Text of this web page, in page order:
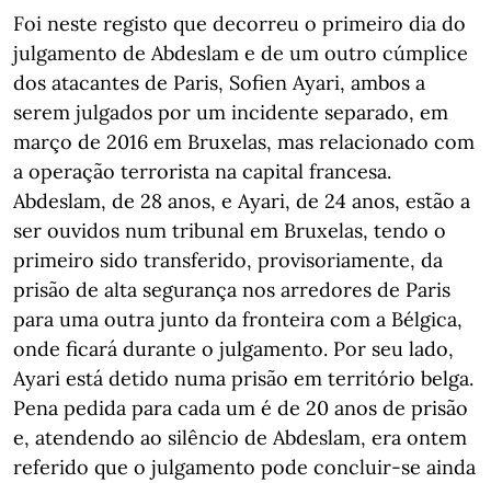
Foi neste registo que decorreu o primeiro dia do
julgamento de Abdeslam e de um outro cúmplice
dos atacantes de Paris, Sofien Ayari, ambos a
serem julgados por um incidente separado, em
março de 2016 em Bruxelas, mas relacionado com
a operação terrorista na capital francesa.
Abdeslam, de 28 anos, e Ayari, de 24 anos, estão a
ser ouvidos num tribunal em Bruxelas, tendo o
primeiro sido transferido, provisoriamente, da
prisão de alta segurança nos arredores de Paris
para uma outra junto da fronteira com a Bélgica,
onde ficará durante o julgamento. Por seu lado,
Ayari está detido numa prisão em território belga.
Pena pedida para cada um é de 20 anos de prisão
e, atendendo ao silêncio de Abdeslam, era ontem
referido que o julgamento pode concluir-se ainda